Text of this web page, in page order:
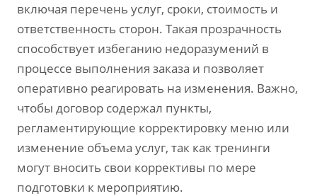
включая перечень услуг, сроки, стоимость и
ответственность сторон. Такая прозрачность
способствует избеганию недоразумений в
процессе выполнения заказа и позволяет
оперативно реагировать на изменения. Важно,
чтобы договор содержал пункты,
регламентирующие корректировку меню или
изменение объема услуг, так как тренинги
могут вносить свои коррективы по мере
подготовки к мероприятию.